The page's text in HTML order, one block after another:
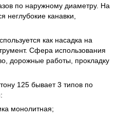
по наружному диаметру. На
неглубокие канавки,
как насадка на
Сфера использования
дорожные работы, прокладку
125 бывает 3 типов по
монолитная;